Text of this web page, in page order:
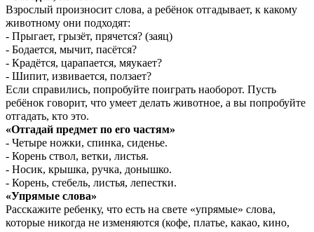
Взрослый произносит слова, а ребёнок отгадывает, к какому
животному они подходят:
- Прыгает, грызёт, прячется? (заяц)
- Бодается, мычит, пасётся?
- Крадётся, царапается, мяукает?
- Шипит, извивается, ползает?
Если справились, попробуйте поиграть наоборот. Пусть
ребёнок говорит, что умеет делать животное, а вы попробуйте
отгадать, кто это.
«Отгадай предмет по его частям»
- Четыре ножки, спинка, сиденье.
- Корень ствол, ветки, листья.
- Носик, крышка, ручка, донышко.
- Корень, стебель, листья, лепестки.
«Упрямые слова»
Расскажите ребенку, что есть на свете «упрямые» слова,
которые никогда не изменяются (кофе, платье, какао, кино,